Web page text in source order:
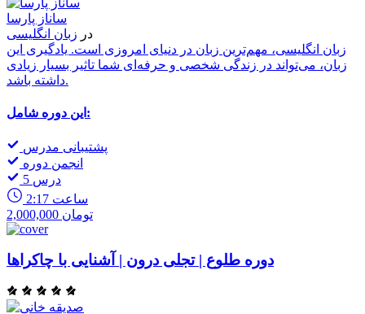
ساناز پارسا
در زبان انگلیسی
زبان انگلیسی، مهم‌ترین زبان در دنیای امروزی است. یادگیری این
زبان، می‌تواند در زندگی شخصی و حرفه‌ای شما تاثیر بسیار زیادی
داشته باشد.
این دوره شامل:
پشتیبانی مدرس
انجمن دوره
5 درس
2:17 ساعت
2,000,000 تومان
دوره طلوع | تجلی درون | آشنایی با چاکراها